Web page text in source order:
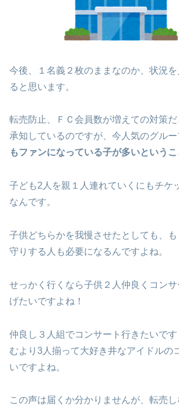
今後、１名義２枚のままなのか、状況
ると思います。
転売防止、ＦＣ会員数が増えての対策
承知しているのですが、今人気のグルー
もファンになっている子が多いというこ
子ども2人を親１人連れていくにもチケ
なんです。
子供どちらかを我慢させたとしても、
守りする人も必要になるんですよね。
せっかく行くなら子供２人仲良くコン
げたいですよね！
仲良し３人組でコンサート行きたいで
むより3人揃って大好き井なアイドルの
いですよね。
この声は届くか分かりませんが、転売